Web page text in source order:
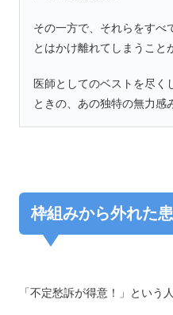
その一方で、それらをすべ
とはかけ離れてしまうこと
医師としてのベストを尽く
ときの、あの独特の無力感
枠組みから外れた
「不定愁訴が得意！」という